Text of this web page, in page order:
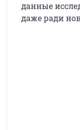
данные
даже ради